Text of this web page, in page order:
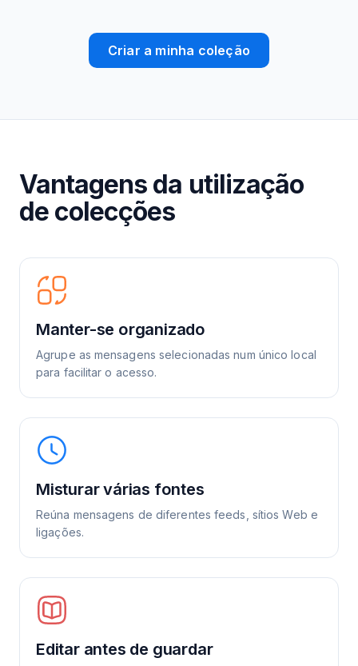
Criar a minha coleção
Vantagens da utilização
de colecções
Manter-se organizado
Agrupe as mensagens selecionadas num único local
para facilitar o acesso.
Misturar várias fontes
Reúna mensagens de diferentes feeds, sítios Web e
ligações.
Editar antes de guardar